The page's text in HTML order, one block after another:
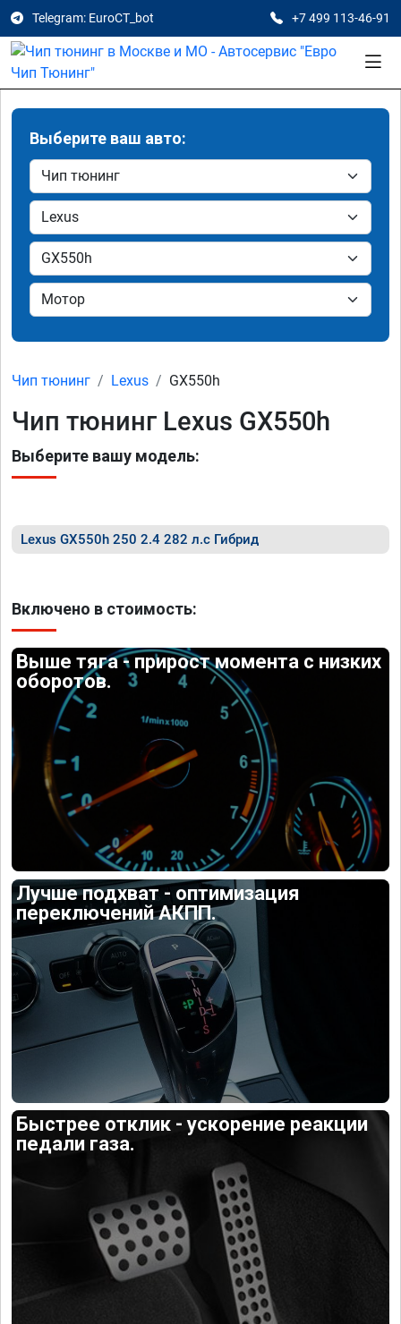
Telegram: EuroCT_bot +7 499 113-46-91
Выберите ваш авто:
Чип тюнинг Lexus GX550h
Чип тюнинг Lexus GX550h
Выберите вашу модель:
Lexus GX550h 250 2.4 282 л.с Гибрид
Включено в стоимость:
Выше тяга - прирост момента с низких
оборотов.
Лучше подхват - оптимизация
переключений АКПП.
Быстрее отклик - ускорение реакции
педали газа.